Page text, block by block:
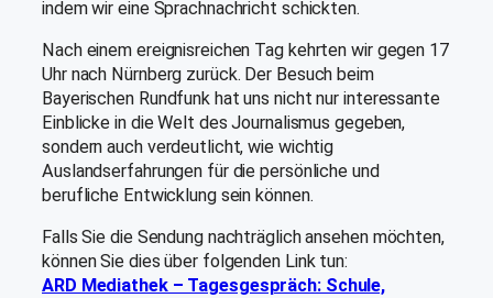
indem wir eine Sprachnachricht schickten.
Nach einem ereignisreichen Tag kehrten wir gegen 17
Uhr nach Nürnberg zurück. Der Besuch beim
Bayerischen Rundfunk hat uns nicht nur interessante
Einblicke in die Welt des Journalismus gegeben,
sondern auch verdeutlicht, wie wichtig
Auslandserfahrungen für die persönliche und
berufliche Entwicklung sein können.
Falls Sie die Sendung nachträglich ansehen möchten,
können Sie dies über folgenden Link tun:
ARD Mediathek – Tagesgespräch: Schule,